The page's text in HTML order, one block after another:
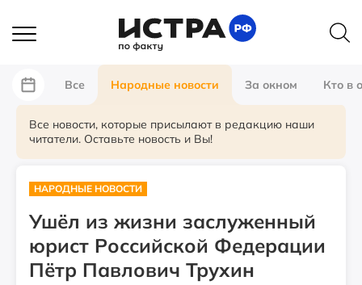
Все Народные новости За окном Кто в
Все новости, которые присылают в редакцию наши
читатели. Оставьте новость и Вы!
НАРОДНЫЕ НОВОСТИ
Ушёл из жизни заслуженный
юрист Российской Федерации
Пётр Павлович Трухин